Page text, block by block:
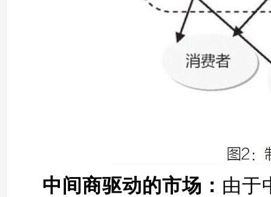
中间商驱动的市场： 由于